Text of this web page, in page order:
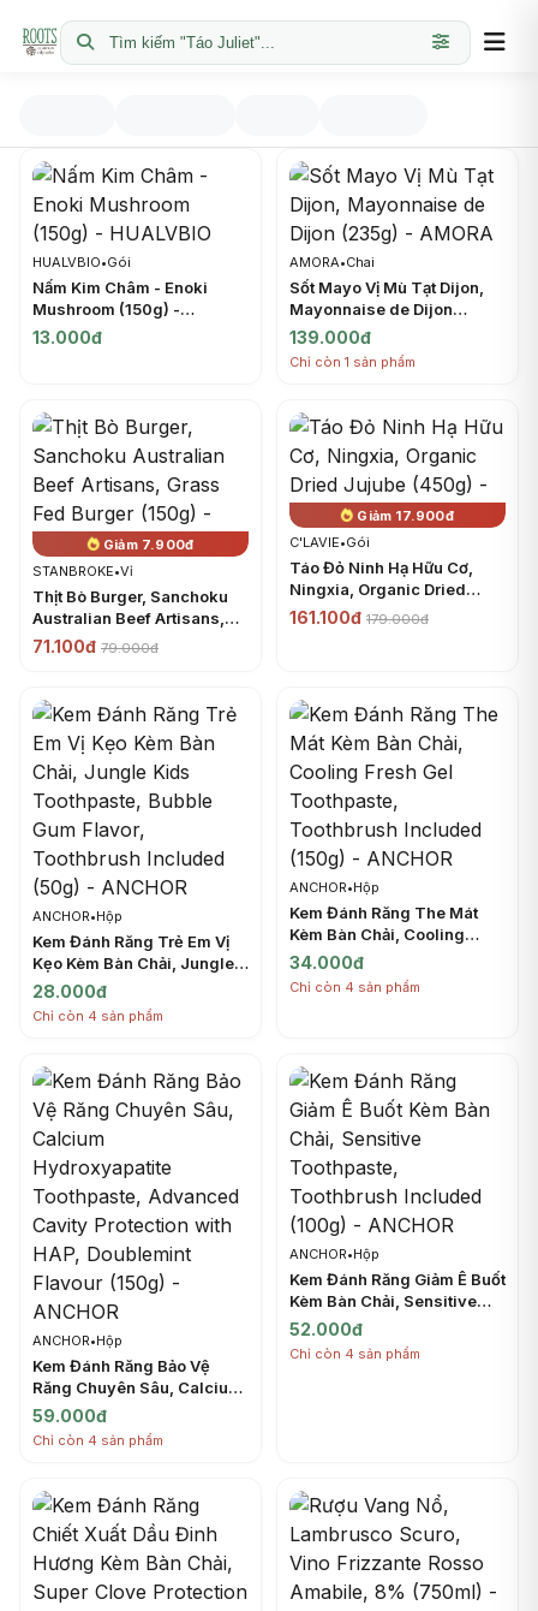
Tìm kiếm "Táo Juliet"...
HUALVBIO•Gói
Nấm Kim Châm - Enoki
Mushroom (150g) -
HUALVBIO
13.000đ
AMORA•Chai
Sốt Mayo Vị Mù Tạt Dijon,
Mayonnaise de Dijon
(235g) - AMORA
139.000đ
Chỉ còn 1 sản phẩm
Giảm 7.900đ
STANBROKE•Vỉ
Thịt Bò Burger, Sanchoku
Australian Beef Artisans,
Grass Fed Burger (150g) -
71.100đ 79.000đ
Giảm 17.900đ
C'LAVIE•Gói
Táo Đỏ Ninh Hạ Hữu Cơ,
Ningxia, Organic Dried
Jujube (450g) - C'LAVIE
161.100đ 179.000đ
ANCHOR•Hộp
Kem Đánh Răng Trẻ Em Vị
Kẹo Kèm Bàn Chải, Jungle
Kids Toothpaste, Bubble
Gum Flavor, Toothbrush
Included (50g) - ANCHOR
28.000đ
Chỉ còn 4 sản phẩm
ANCHOR•Hộp
Kem Đánh Răng The Mát
Kèm Bàn Chải, Cooling
Fresh Gel Toothpaste,
Toothbrush Included (150g)
34.000đ
Chỉ còn 4 sản phẩm
ANCHOR•Hộp
Kem Đánh Răng Bảo Vệ
Răng Chuyên Sâu, Calcium
Hydroxyapatite Toothpaste,
Advanced Cavity
Protection with HAP,
ANCHOR
59.000đ
Chỉ còn 4 sản phẩm
ANCHOR•Hộp
Kem Đánh Răng Giảm Ê Buốt
Kèm Bàn Chải, Sensitive
Toothpaste, Toothbrush
Included (100g) - ANCHOR
52.000đ
Chỉ còn 4 sản phẩm